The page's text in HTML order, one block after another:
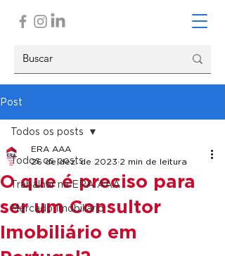
Post
Todos os posts
Trabalhar na ERA AAA
Mercado Imobiliário
Todos os posts
O que é preciso para
ser um Consultor
Imobiliário em
ERA AAA
26 de dez. de 2023 2 min de leitura